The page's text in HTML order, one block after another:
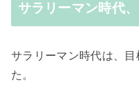
サラリーマン時代
サラリーマン時代は、
た。